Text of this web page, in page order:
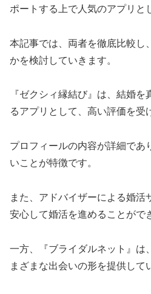
ポートする上で人気のアプリと
本記事では、両者を徹底比較し
かを検討していきます。
『ゼクシィ縁結び』は、結婚
るアプリとして、高い評価を受
プロフィールの内容が詳細であ
いことが特徴です。
また、アドバイザーによる婚活
安心して婚活を進めることがで
一方、『ブライダルネット』は
まざまな出会いの形を提供して